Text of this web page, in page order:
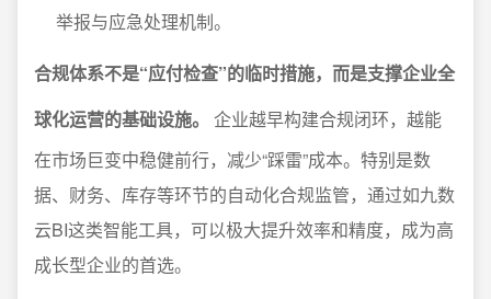
举报与应急处理机制。
合规体系不是“应付检查”的临时措施，而是支撑企业全
球化运营的基础设施。
企业越早构建合规闭环，越能
在市场巨变中稳健前行，减少“踩雷”成本。特别是数
据、财务、库存等环节的自动化合规监管，通过如九数
云BI这类智能工具，可以极大提升效率和精度，成为高
成长型企业的首选。